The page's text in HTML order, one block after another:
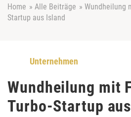
Home » Alle Beiträge » Wundheilung
Startup aus Island
Unternehmen
Wundheilung mit
Turbo-Startup